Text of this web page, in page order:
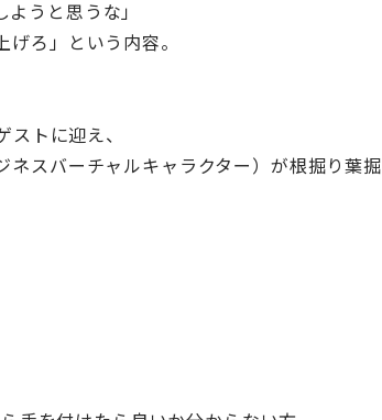
うと思うな」
ろ」という内容。
トに迎え、
ネスバーチャルキャラクター）が根掘り葉掘